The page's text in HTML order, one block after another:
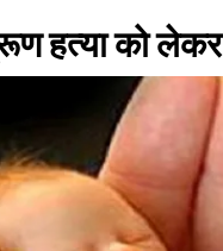
हत्या को लेकर